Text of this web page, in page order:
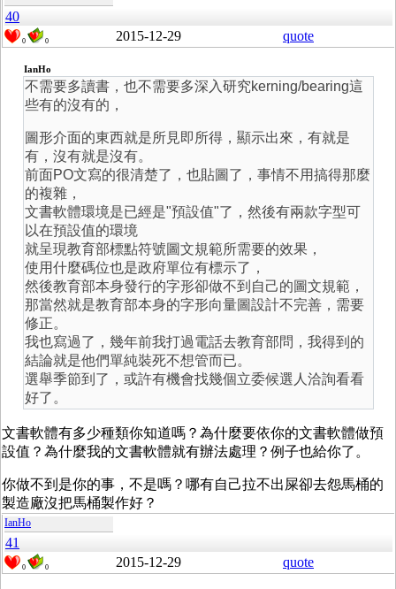
40
0 0 2015-12-29 quote
IanHo
不需要多讀書，也不需要多深入研究kerning/bearing這
些有的沒有的，
圖形介面的東西就是所見即所得，顯示出來，有就是
有，沒有就是沒有。
前面PO文寫的很清楚了，也貼圖了，事情不用搞得那麼
的複雜，
文書軟體環境是已經是"預設值"了，然後有兩款字型可
以在預設值的環境
就呈現教育部標點符號圖文規範所需要的效果，
使用什麼碼位也是政府單位有標示了，
然後教育部本身發行的字形卻做不到自己的圖文規範，
那當然就是教育部本身的字形向量圖設計不完善，需要
修正。
我也寫過了，幾年前我打過電話去教育部問，我得到的
結論就是他們單純裝死不想管而已。
選舉季節到了，或許有機會找幾個立委候選人洽詢看看
好了。
文書軟體有多少種類你知道嗎？為什麼要依你的文書軟體做預
設值？為什麼我的文書軟體就有辦法處理？例子也給你了。
你做不到是你的事，不是嗎？哪有自己拉不出屎卻去怨馬桶的
製造廠沒把馬桶製作好？
IanHo
41
0 0 2015-12-29 quote